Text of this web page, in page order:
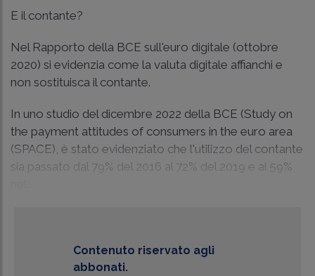
E il contante?
Nel Rapporto della BCE sull'euro digitale (ottobre
2020) si evidenzia come la valuta digitale affianchi e
non sostituisca il contante.
In uno studio del dicembre 2022 della BCE (Study on
the payment attitudes of consumers in the euro area
(SPACE), è stato evidenziato che l'utilizzo del contante
sia passato dal 79% del 2016 al 72% del 2019 e al 59%
Contenuto riservato agli
abbonati.